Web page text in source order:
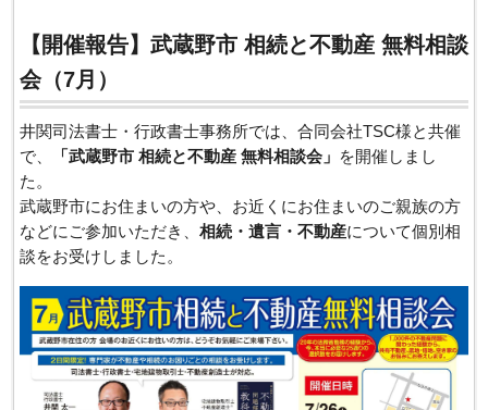
【開催報告】武蔵野市 相続と不動産 無料相談
会（7月）
井関司法書士・行政書士事務所では、合同会社TSC様と共催
で、
「武蔵野市 相続と不動産 無料相談会」
を開催しまし
た。
武蔵野市にお住まいの方や、お近くにお住まいのご親族の方
などにご参加いただき、 相続・遺言・不動産について個別相
談をお受けしました。